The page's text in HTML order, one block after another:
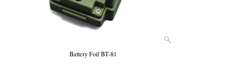
Battery Foif BT-81